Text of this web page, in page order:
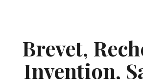
Brevet,
Invention,